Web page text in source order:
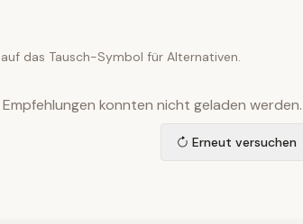
das Tausch-Symbol für Alternativen.
Empfehlungen konnten nicht geladen
Erneut versuchen